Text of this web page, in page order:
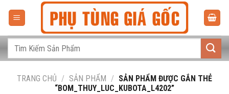
dungTìm
TRANG CHỦ / SẢN PHẨM / SẢN PHẨM ĐƯỢC GẮN THẺ
“BOM_THUY_LUC_KUBOTA_L4202”